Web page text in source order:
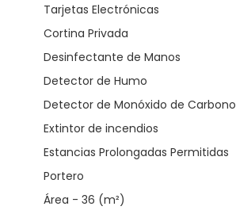
Tarjetas Electrónicas
Cortina Privada
Desinfectante de Manos
Detector de Humo
Detector de Monóxido de Carbono
Extintor de incendios
Estancias Prolongadas Permitidas
Portero
Área - 36 (m²)